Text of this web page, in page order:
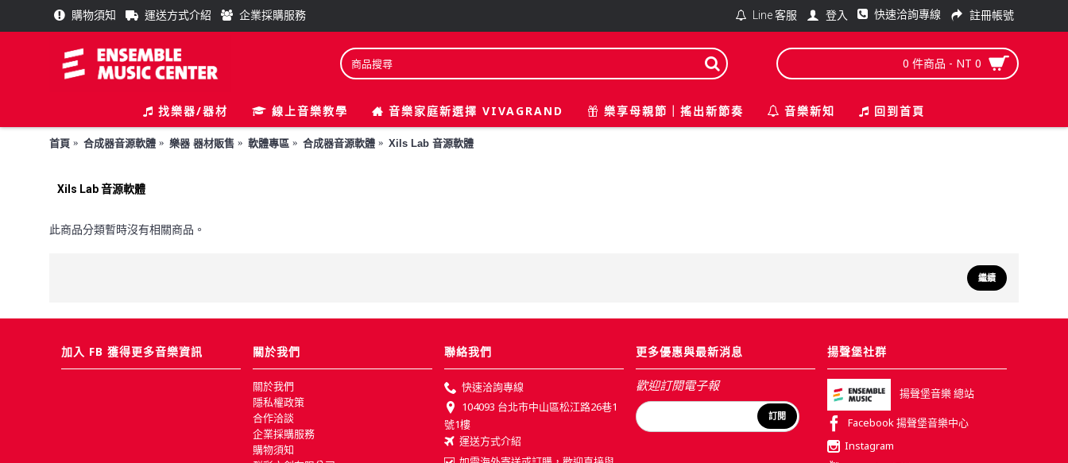
購物須知 運送方式介紹 企業採購服務 Line 客服 登入 快速洽詢專線 註冊帳號
0 件商品 - NT 0
找樂器/器材 線上音樂教學 音樂家庭新選擇 VIVAGRAND 樂享母親節｜搖出新節奏 音樂新知 回到首頁
首頁 合成器音源軟體 樂器 器材販售 軟體專區 合成器音源軟體 Xils Lab 音源軟體
Xils Lab 音源軟體
此商品分類暫時沒有相關商品。
繼續
加入 FB 獲得更多音樂資訊 關於我們
關於我們
隱私權政策
合作洽談
企業採購服務
購物須知
聯絡我們
快速洽詢專線
104093 台北市中山區松江路26巷1
號1樓
運送方式介紹
更多優惠與最新消息
歡迎訂閱電子報
訂閱
揚聲堡社群
揚聲堡音樂 總站
Facebook 揚聲堡音樂中心
Instagram